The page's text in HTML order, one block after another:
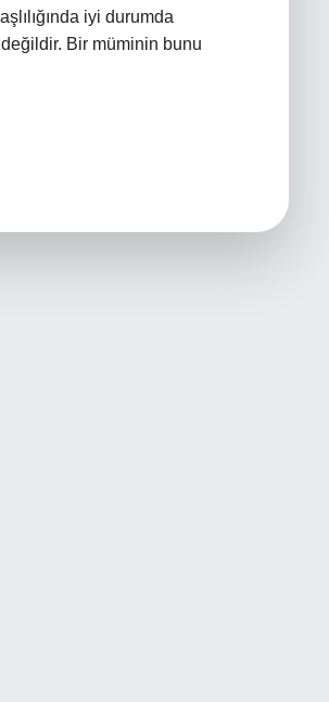
iyi durumda
değildir. Bir müminin bunu